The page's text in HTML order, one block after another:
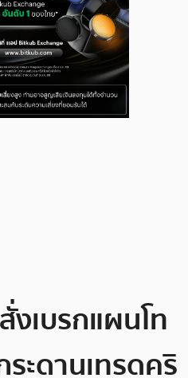
เบรกแผนโท
ะดานเทรดคริ